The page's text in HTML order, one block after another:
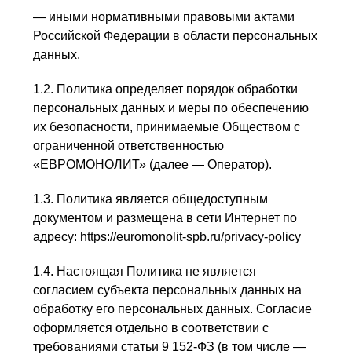
— иными нормативными правовыми актами
Российской Федерации в области персональных
данных.
1.2. Политика определяет порядок обработки
персональных данных и меры по обеспечению
их безопасности, принимаемые Обществом с
ограниченной ответственностью
«ЕВРОМОНОЛИТ» (далее — Оператор).
1.3. Политика является общедоступным
документом и размещена в сети Интернет по
адресу: https://euromonolit-spb.ru/privacy-policy
1.4. Настоящая Политика не является
согласием субъекта персональных данных на
обработку его персональных данных. Согласие
оформляется отдельно в соответствии с
требованиями статьи 9 152-ФЗ (в том числе —